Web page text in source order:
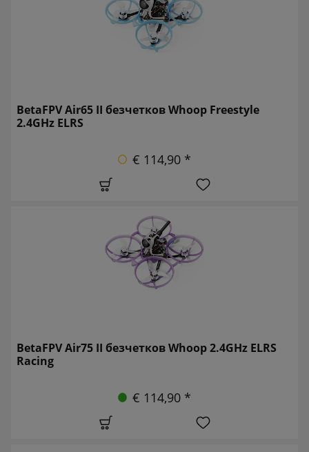
BetaFPV Air65 II безчетков Whoop Freestyle
2.4GHz ELRS
€ 114,90 *
BetaFPV Air75 II безчетков Whoop 2.4GHz ELRS
Racing
€ 114,90 *